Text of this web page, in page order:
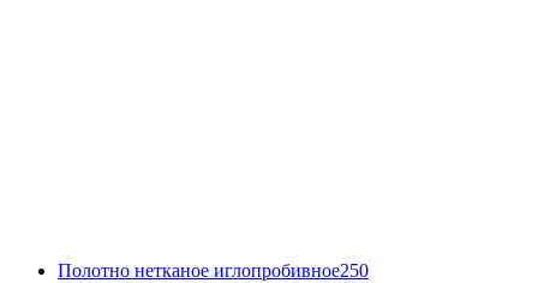
Полотно нетканое иглопробивное250